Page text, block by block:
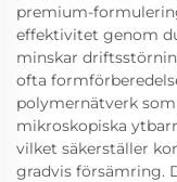
premium-
effektivitet genom
minskar
ofta
polymernätverk
mikroskopiska
vilket säkerställer
gradvis försämring.